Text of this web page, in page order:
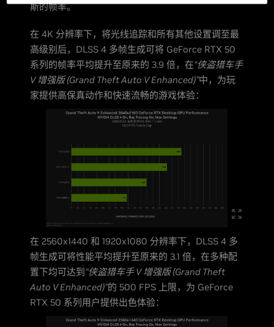
斯的帧率。
在 4K 分辨率下，将光线追踪和所有其他设置调至最
高级别后，DLSS 4 多帧生成可将 GeForce RTX 50
系列的帧率平均提升至原来的 3.9 倍，在“侠盗猎车手
V 增强版 (Grand Theft Auto V Enhanced)”中，为玩
家提供高保真动作和快速流畅的游戏体验：
在 2560x1440 和 1920x1080 分辨率下，DLSS 4 多
帧生成可将性能平均提升至原来的 3.1 倍，在多种配
置下均可达到“侠盗猎车手 V 增强版 (Grand Theft
Auto V Enhanced)”的 500 FPS 上限，为 GeForce
RTX 50 系列用户提供出色体验：